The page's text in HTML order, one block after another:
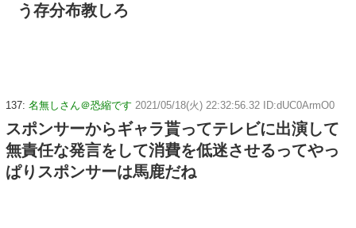
う存分布教しろ
137: 名無しさん＠恐縮です 2021/05/18(火) 22:32:56.32 ID:dUC0ArmO0
スポンサーからギャラ貰ってテレビに出演して
無責任な発言をして消費を低迷させるってやっ
ぱりスポンサーは馬鹿だね